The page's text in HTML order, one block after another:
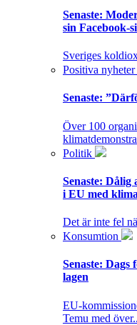
Senaste:
sin Facebook-
Sveriges
Positiva nyheter
Senaste:
Över 100
Politik
Senaste: Dålig
i EU med
Det är inte fel
Konsumtion
Senaste: Dags
lagen
EU-
Temu med